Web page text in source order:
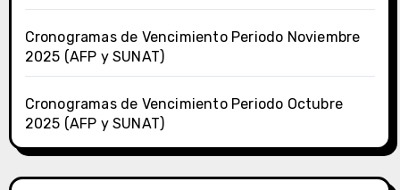
Cronogramas de Vencimiento Periodo Noviembre
2025 (AFP y SUNAT)
Cronogramas de Vencimiento Periodo Octubre
2025 (AFP y SUNAT)